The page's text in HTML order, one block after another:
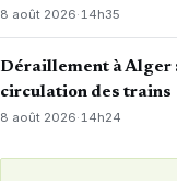
8 août 2026· 14h35
Déraillement à Alger
circulation des trains
8 août 2026·14h24